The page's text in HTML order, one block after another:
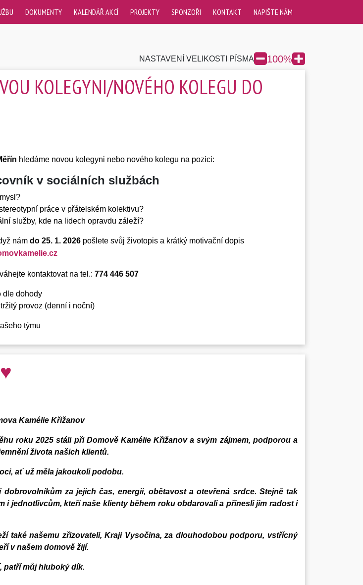
DOKUMENTY KALENDÁŘ AKCÍ PROJEKTY SPONZOŘI KONTAKT NAPIŠTE NÁM
NASTAVENÍ VELIKOSTI PÍSMA 100%
KOLEGYNI/NOVÉHO KOLEGU DO
hledáme novou kolegyni nebo nového kolegu na pozici:
v sociálních službách
práce v přátelském kolektivu?
služby, kde na lidech opravdu záleží?
nám do 25. 1. 2026 pošlete svůj životopis a krátký motivační dopis
kontaktovat na tel.: 774 446 507
dle dohody
provoz (denní i noční)
týmu
Kamélie Křižanov
roku 2025 stáli při Domově Kamélie Křižanov a svým zájmem, podporou a
života našich klientů.
ať už měla jakoukoli podobu.
dobrovolníkům za jejich čas, energii, obětavost a otevřená srdce. Stejně tak
i jednotlivcům, kteří naše klienty během roku obdarovali a přinesli jim radost i
také našemu zřizovateli, Kraji Vysočina, za dlouhodobou podporu, vstřícný
v našem domově žijí.
patří můj hluboký dík.